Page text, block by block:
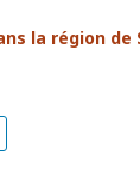
la région